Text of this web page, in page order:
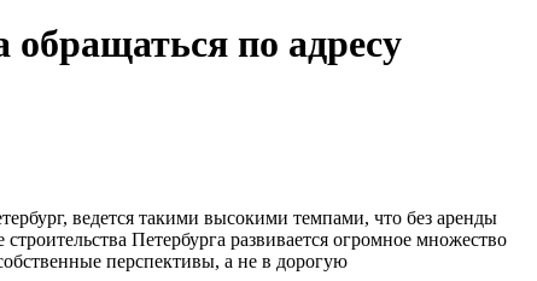
по адресу
ведется такими высокими темпами, что без аренды
Петербурга развивается огромное множество
перспективы, а не в дорогую